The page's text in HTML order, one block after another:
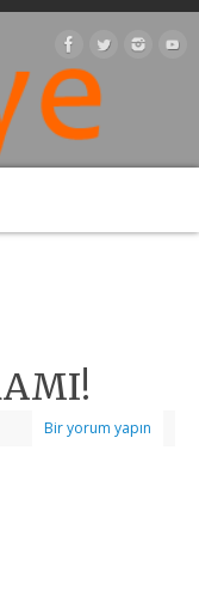
Bir yorum yapın